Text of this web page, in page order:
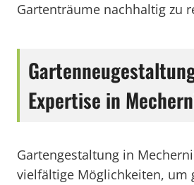
Gartenträume nachhaltig zu
Expertise in
Gartengestaltung in
vielfältige Möglichkeiten, um